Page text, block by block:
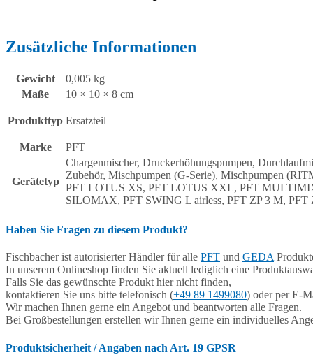
Zusätzliche Informationen
Gewicht
0,005 kg
Maße
10 × 10 × 8 cm
Produkttyp Ersatzteil
Marke PFT
Gerätetyp
Chargenmischer, Druckerhöhungspumpen,
Zubehör, Mischpumpen (G-Serie), Mischpumpen
PFT LOTUS XS, PFT LOTUS XXL, PFT
SILOMAX, PFT SWING L airless, PFT ZP 3 M,
Haben Sie Fragen zu diesem Produkt?
Fischbacher ist autorisierter Händler für alle PFT und GEDA
In unserem Onlineshop finden Sie aktuell lediglich eine
Falls Sie das gewünschte Produkt hier nicht finden,
kontaktieren Sie uns bitte telefonisch (+49 89 1499080) oder per E-
Wir machen Ihnen gerne ein Angebot und beantworten alle Fragen.
Bei Großbestellungen erstellen wir Ihnen gerne ein individuelles
Produktsicherheit / Angaben nach Art. 19 GPSR